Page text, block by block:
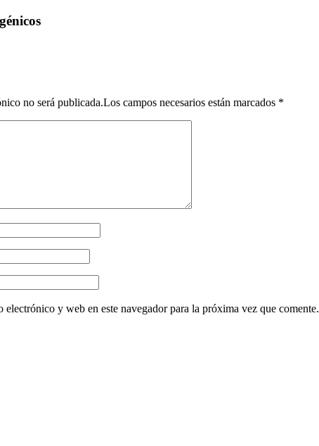
no será publicada.Los campos necesarios están marcados *
electrónico y web en este navegador para la próxima vez que comente.